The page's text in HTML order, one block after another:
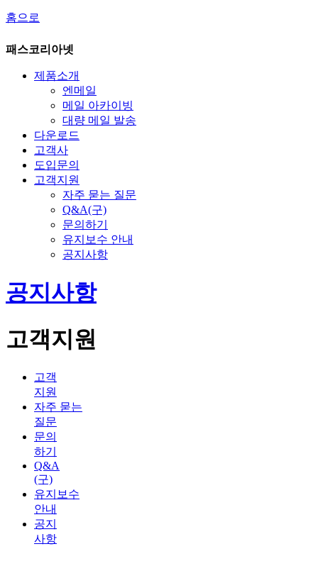
홈으로
패스코리아넷
제품소개
엔메일
메일 아카이빙
대량 메일 발송
다운로드
고객사
도입문의
고객지원
자주 묻는 질문
Q&A(구)
문의하기
유지보수 안내
공지사항
공지사항
고객지원
고객
지원
자주 묻는
질문
문의
하기
Q&A
(구)
유지보수
안내
공지
사항